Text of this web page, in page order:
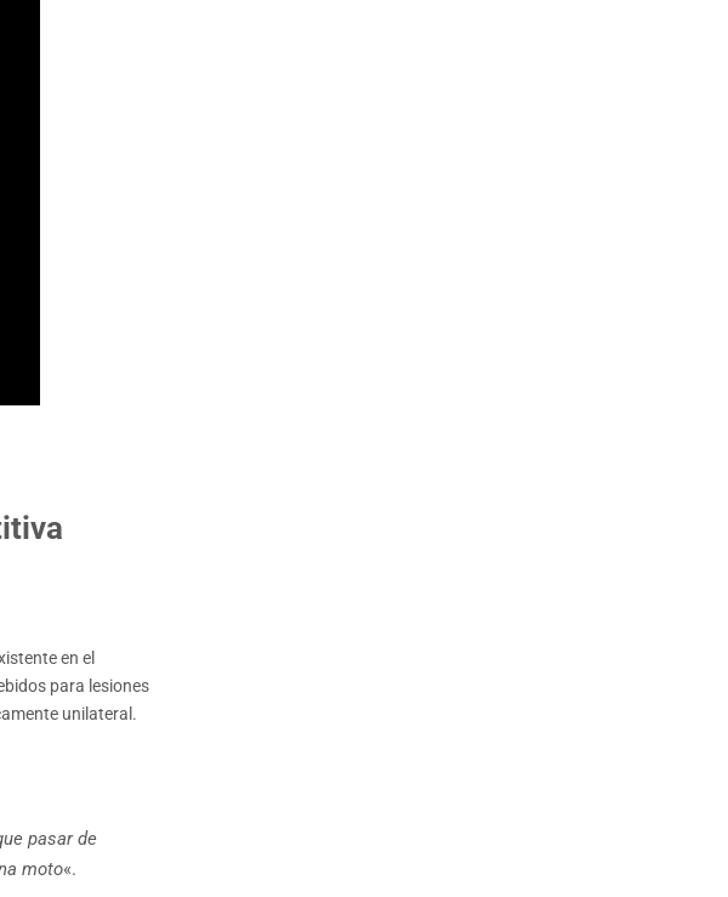
en el
para lesiones
unilateral.
pasar de
moto«.